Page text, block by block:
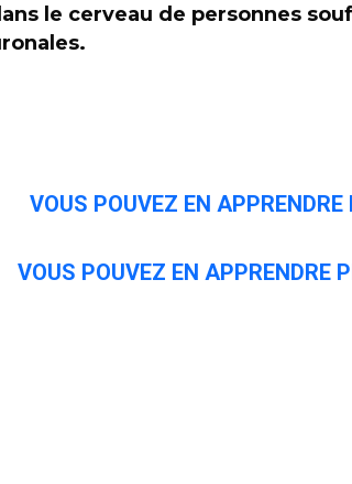
le cerveau de personnes
VOUS POUVEZ EN
VOUS POUVEZ EN APPRENDRE